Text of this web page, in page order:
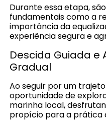
Durante essa etapa,
fundamentais como a
importância da
experiência segura e
Descida Guiada
Gradual
Ao seguir por um
oportunidade de
marinha local,
propício para a prática